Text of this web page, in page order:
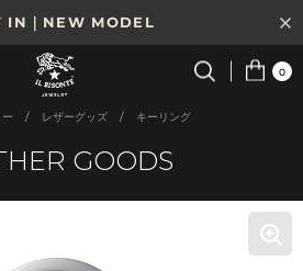
IN｜NEW MODEL
｜税込11,000円以上で送料無料
ら選べる、新しいギフトガイド
｜COLOR LEATHER
0
/ レザーグッズ / キーリング
GOODS